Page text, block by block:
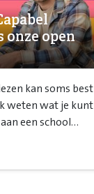
onze open
kan soms best
weten wat je kunt
een school